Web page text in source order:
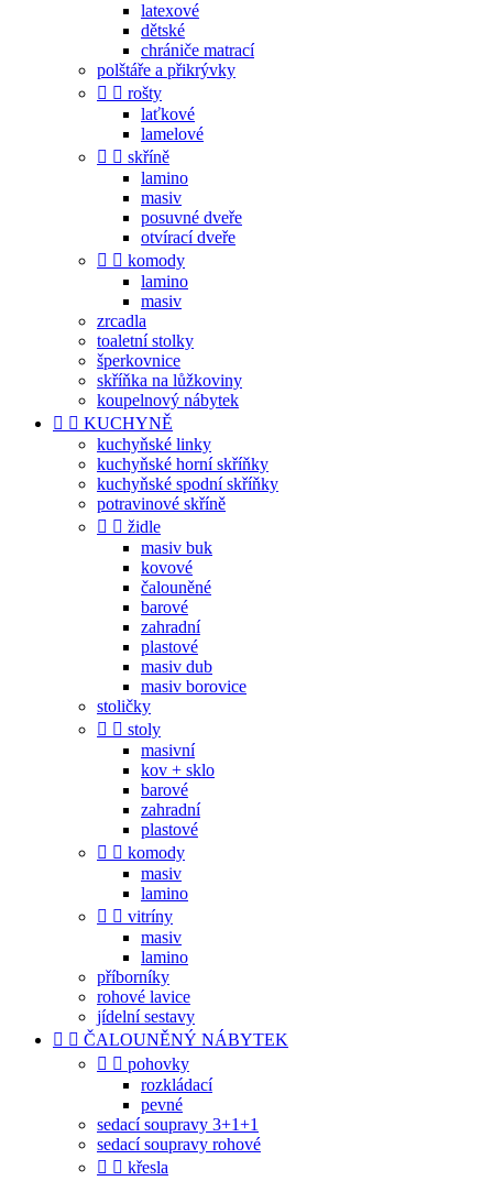
latexové
dětské
chrániče matrací
polštáře a přikrývky
  rošty
laťkové
lamelové
  skříně
lamino
masiv
posuvné dveře
otvírací dveře
  komody
lamino
masiv
zrcadla
toaletní stolky
šperkovnice
skříňka na lůžkoviny
koupelnový nábytek
  KUCHYNĚ
kuchyňské linky
kuchyňské horní skříňky
kuchyňské spodní skříňky
potravinové skříně
  židle
masiv buk
kovové
čalouněné
barové
zahradní
plastové
masiv dub
masiv borovice
stoličky
  stoly
masivní
kov + sklo
barové
zahradní
plastové
  komody
masiv
lamino
  vitríny
masiv
lamino
příborníky
rohové lavice
jídelní sestavy
  ČALOUNĚNÝ NÁBYTEK
  pohovky
rozkládací
pevné
sedací soupravy 3+1+1
sedací soupravy rohové
  křesla